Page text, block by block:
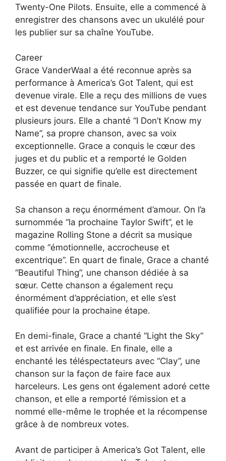
Twenty-One Pilots. Ensuite, elle a commencé à
enregistrer des chansons avec un ukulélé pour
les publier sur sa chaîne YouTube.
Career
Grace VanderWaal a été reconnue après sa
performance à America’s Got Talent, qui est
devenue virale. Elle a reçu des millions de vues
et est devenue tendance sur YouTube pendant
plusieurs jours. Elle a chanté “I Don’t Know my
Name”, sa propre chanson, avec sa voix
exceptionnelle. Grace a conquis le cœur des
juges et du public et a remporté le Golden
Buzzer, ce qui signifie qu’elle est directement
passée en quart de finale.
Sa chanson a reçu énormément d’amour. On l’a
surnommée “la prochaine Taylor Swift”, et le
magazine Rolling Stone a décrit sa musique
comme “émotionnelle, accrocheuse et
excentrique”. En quart de finale, Grace a chanté
“Beautiful Thing”, une chanson dédiée à sa
sœur. Cette chanson a également reçu
énormément d’appréciation, et elle s’est
qualifiée pour la prochaine étape.
En demi-finale, Grace a chanté “Light the Sky”
et est arrivée en finale. En finale, elle a
enchanté les téléspectateurs avec “Clay”, une
chanson sur la façon de faire face aux
harceleurs. Les gens ont également adoré cette
chanson, et elle a remporté l’émission et a
nommé elle-même le trophée et la récompense
grâce à de nombreux votes.
Avant de participer à America’s Got Talent, elle